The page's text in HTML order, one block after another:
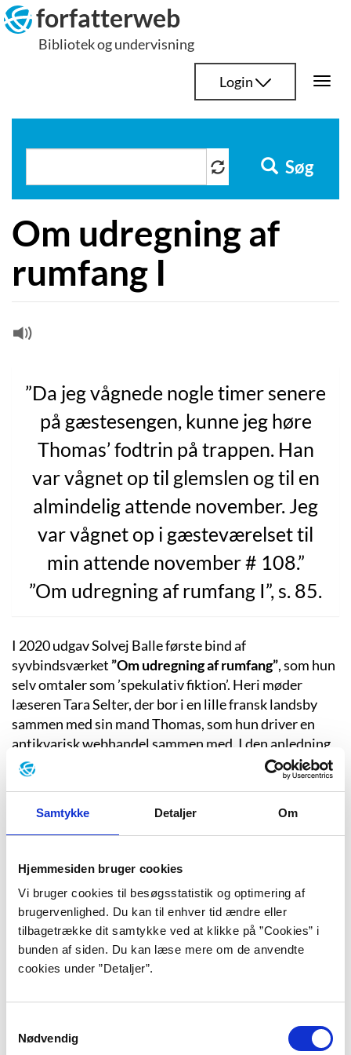
Samtykke Detaljer Om
Hjemmesiden bruger cookies
Vi bruger cookies til besøgsstatistik og optimering af
brugervenlighed. Du kan til enhver tid ændre eller
tilbagetrække dit samtykke ved at klikke på ”Cookies” i
bunden af siden. Du kan læse mere om de anvendte
cookies under ”Detaljer”.
Nødvendig
Hop
til
indhold
forfatterweb
Bibliotek og undervisning
Login
Søg
Om udregning af
rumfang I
”Da jeg vågnede nogle timer senere
på gæstesengen, kunne jeg høre
Thomas’ fodtrin på trappen. Han
var vågnet op til glemslen og til en
almindelig attende november. Jeg
var vågnet op i gæsteværelset til
min attende november # 108.”
”Om udregning af rumfang I”, s. 85.
I 2020 udgav Solvej Balle første bind af
syvbindsværket”Om udregning af rumfang”, som hun
selv omtaler som ’spekulativ fiktion’. Heri møder
læseren Tara Selter, der bor i en lille fransk landsby
sammen med sin mand Thomas, som hun driver en
antikvarisk webhandel sammen med. I den anledning
er hun taget til Paris for at opkøbe nogle værker til
videresalg, og dagen – den 18. november – går som
næste morgen, er der noget galt: det er den 18.
november igen. Tara tager hjem til Thomas, der er
vågnet op til 18. november uden at have nogen
fornemmelse af, at noget er anderledes.
Tara er altså fanget i den 18. november med en
klaustrofobisk bevidsthed om, at hun ikke kan komme
ud af denne dag. Thomas lever i lykkelig uvidenhed om
tidens fastfrysning, og snart kan Tara optegne præcise
det begynder at regne og hvilken fase, månen er i. Til